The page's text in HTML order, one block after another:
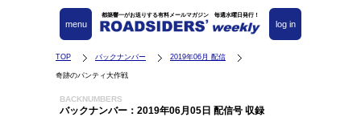
都築響一がお送りする有料メールマガジン 毎週水曜日発行！
log in
menu
TOP バックナンバー 2019年06月 配信
奇跡のパンティ大作戦
BACKNUMBERS
バックナンバー：2019年06月05日 配信号 収録